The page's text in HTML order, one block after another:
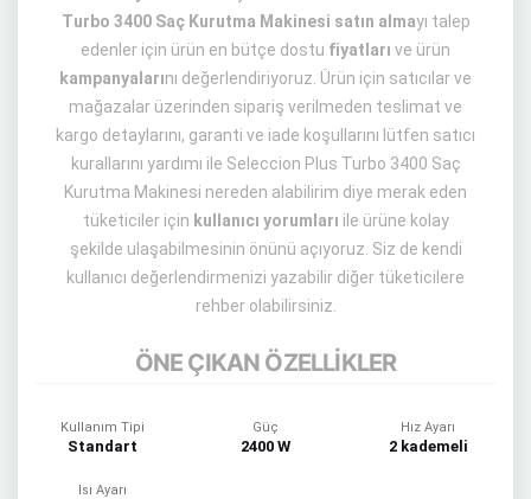
Turbo 3400 Saç Kurutma Makinesi satın almayı talep
edenler için ürün en bütçe dostu fiyatları ve ürün
kampanyalarını değerlendiriyoruz. Ürün için satıcılar ve
mağazalar üzerinden sipariş verilmeden teslimat ve
kargo detaylarını, garanti ve iade koşullarını lütfen satıcı
kurallarını yardımı ile Seleccion Plus Turbo 3400 Saç
Kurutma Makinesi nereden alabilirim diye merak eden
tüketiciler için kullanıcı yorumları ile ürüne kolay
şekilde ulaşabilmesinin önünü açıyoruz. Siz de kendi
kullanıcı değerlendirmenizi yazabilir diğer tüketicilere
rehber olabilirsiniz.
ÖNE ÇIKAN ÖZELLİKLER
Kullanım Tipi
Standart
Güç
2400 W
Hız Ayarı
2 kademeli
Isı Ayarı